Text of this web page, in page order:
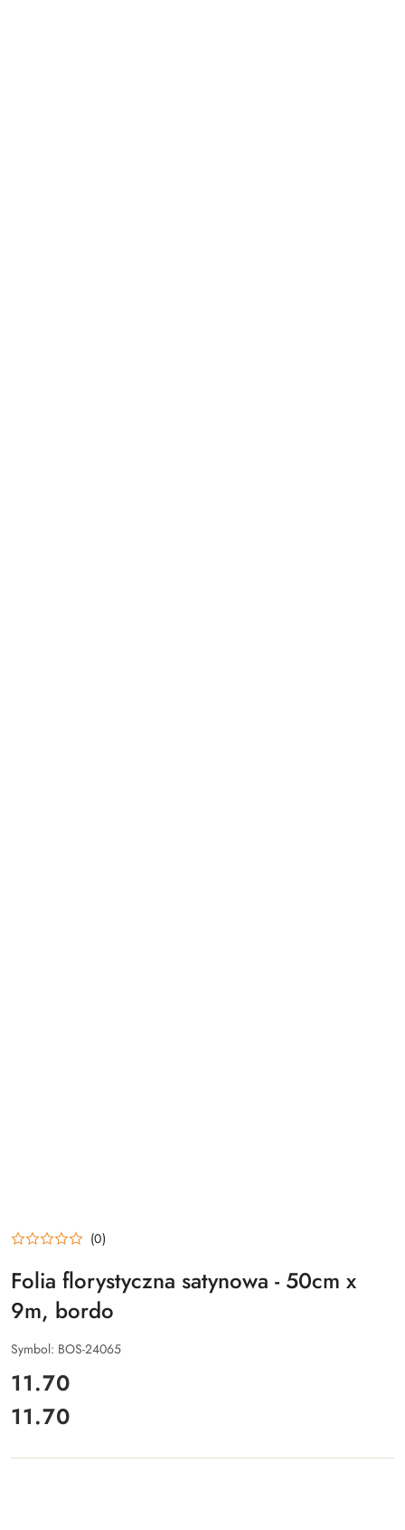
(0)
Folia florystyczna satynowa - 50cm x
9m, bordo
Symbol: BOS-24065
cena:
11.70
Cena:
11.70